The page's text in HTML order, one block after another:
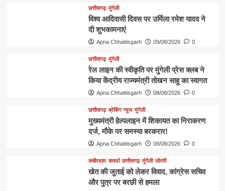
छत्तीसगढ़ मुंगेली
विश्व आदिवासी दिवस पर उर्मिला रमेश यादव ने
दी शुभकामनाएं
Apna Chhattisgarh 09/08/2026 0
छत्तीसगढ़ मुंगेली
रेल लाइन की स्वीकृति पर मुंगेली प्रेस क्लब ने
किया केंद्रीय राज्यमंत्री तोखन साहू का स्वागत
Apna Chhattisgarh 08/08/2026 0
छत्तीसगढ़ ब्रेकिंग न्यूज मुंगेली
मुख्यमंत्री हेल्पलाइन में शिकायत का निराकरण
दर्ज, मौके पर समस्या बरकरार!
Apna Chhattisgarh 08/08/2026 0
कबीरधाम कवर्धा छत्तीसगढ़ मुंगेली लोरमी
खेत की जुताई को लेकर विवाद, कांग्रेस सचिव
और पुत्र पर बरछी से हमला